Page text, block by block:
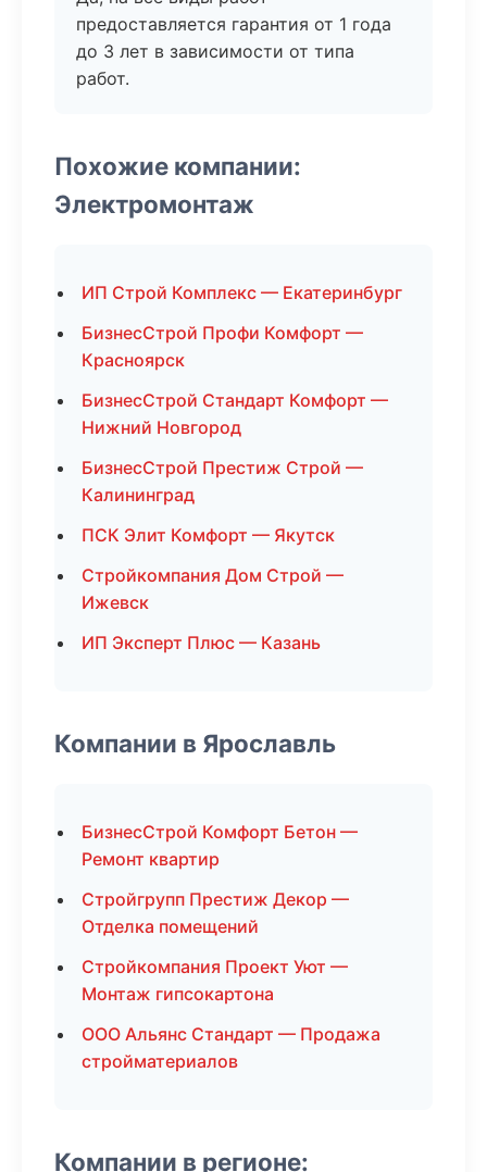
предоставляется гарантия от 1 года
до 3 лет в зависимости от типа
работ.
Похожие компании:
Электромонтаж
ИП Строй Комплекс — Екатеринбург
БизнесСтрой Профи Комфорт —
Красноярск
БизнесСтрой Стандарт Комфорт —
Нижний Новгород
БизнесСтрой Престиж Строй —
Калининград
ПСК Элит Комфорт — Якутск
Стройкомпания Дом Строй —
Ижевск
ИП Эксперт Плюс — Казань
Компании в Ярославль
БизнесСтрой Комфорт Бетон —
Ремонт квартир
Стройгрупп Престиж Декор —
Отделка помещений
Стройкомпания Проект Уют —
Монтаж гипсокартона
ООО Альянс Стандарт — Продажа
стройматериалов
Компании в регионе: